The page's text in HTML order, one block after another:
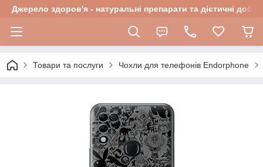
Джерело здоров'я - натуральні препарати та дієтичні
Товари та послуги Чохли для телефонів Endorphone